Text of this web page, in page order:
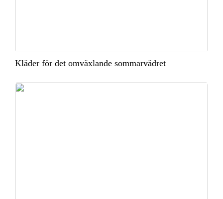
Kläder för det omväxlande sommarvädret